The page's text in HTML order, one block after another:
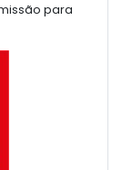
para